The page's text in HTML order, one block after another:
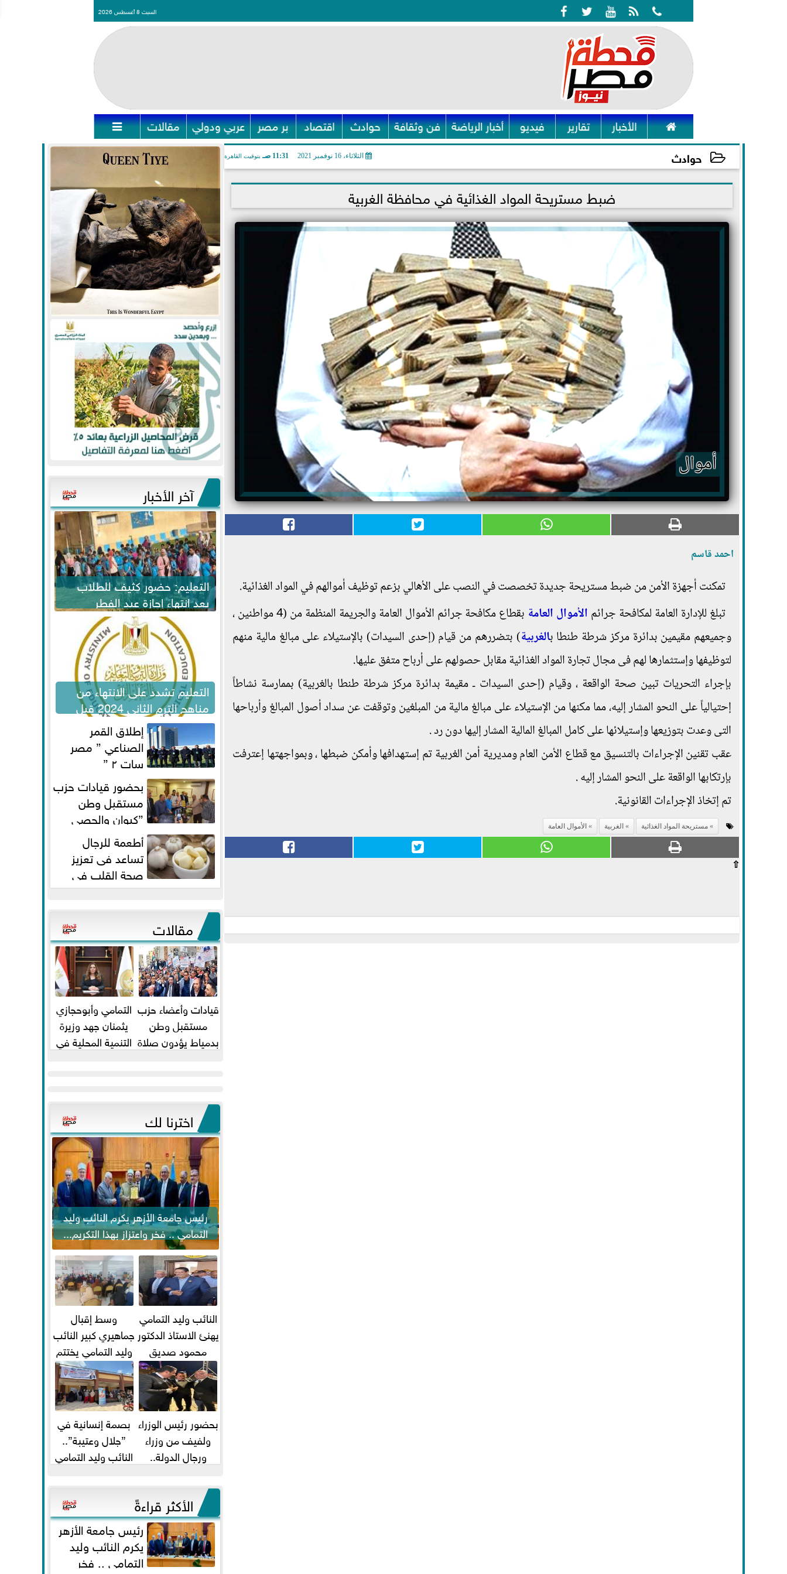
     السبت 8 أغسطس 2026
 الأخبار تقارير فيديو أخبار الرياضة فن وثقافة حوادث اقتصاد بر مصر عربي ودولي مقالات 
حوادث الثلاثاء، 16 نوفمبر 2021 11:31 صـ بتوقيت القاهرة
2021-11-16 11:31:23 ضبط مستريحة المواد الغذائية في محافظة الغربية
أموال
احمد قاسم
تمكنت أجهزة الأمن من ضبط مستريحة جديدة تخصصت في النصب على الأهالي بزعم توظيف أموالهم في المواد الغذائية.
تبلغ للإدارة العامة لمكافحة جرائم الأموال العامة
بقطاع مكافحة جرائم الأموال العامة والجريمة المنظمة من (4 مواطنين ،
وجميعهم مقيمين بدائرة مركز شرطة طنطا بالغربية) بتضررهم من قيام (إحدى السيدات) بالإستيلاء على مبالغ مالية منهم
لتوظيفها وإستثمارها لهم فى مجال تجارة المواد الغذائية مقابل حصولهم على أرباح متفق عليها.
بإجراء التحريات تبين صحة الواقعة ، وقيام (إحدى السيدات ـ مقيمة بدائرة مركز شرطة طنطا بالغربية) بممارسة نشاطاً
إحتيالياً على النحو المشار إليه، مما مكنها من الإستيلاء على مبالغ مالية من المبلغين وتوقفت عن سداد أصول المبالغ وأرباحها
التى وعدت بتوزيعها وإستيلائها على كامل المبالغ المالية المشار إليها دون رد .
عقب تقنين الإجراءات بالتنسيق مع قطاع الأمن العام ومديرية أمن الغربية تم إستهدافها وأمكن ضبطها ، وبمواجهتها إعترفت
بإرتكابها الواقعة على النحو المشار إليه .
تم إتخاذ الإجراءات القانونية.
مستريحة المواد الغذائية الغربية الأموال العامة
⇧
آخر الأخبار
التعليم: حضور كثيف للطلاب
بعد انتهاء إجازة عيد الفطر
لاستكمال المناهج
التعليم تشدد على الانتهاء من
مناهج الترم الثاني 2024 قبل
الامتحانات
إطلاق القمر
الصناعي ” مصر
سات ٢ ”
بحضور قيادات حزب
مستقبل وطن
”كيوان والحصي
والتمامي وابوحجازي وعيسي” أمانه
كفر...
أطعمة للرجال
تساعد فى تعزيز
صحة القلب فى
سن الأربعين
مقالات
قيادات وأعضاء حزب
مستقبل وطن
بدمياط يؤدون صلاة
التمامي وأبوحجازي
يثمنان جهد وزيرة
التنمية المحلية في
اخترنا لك
رئيس جامعة الأزهر يكرم النائب وليد
التمامي .. فخر واعتزاز بهذا التكريم...
النائب وليد التمامي
يهنئ الاستاذ الدكتور
محمود صديق
تكليفة قائم باعمال
...
وسط إقبال
جماهيري كبير النائب
وليد التمامي يختتم
أضخم قافلة طبية
مجانية...
بحضور رئيس الوزراء
ولفيف من وزراء
ورجال الدولة..
ومحمد...
بصمة إنسانية في
”جلال وعتيبة”..
النائب وليد التمامي
شيحة يداويان...
الأكثر قراءةً
رئيس جامعة الأزهر
يكرم النائب وليد
التمامي .. فخر